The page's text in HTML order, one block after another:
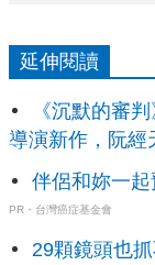
延伸閱讀
《沉默的審
導演新作，阮經
伴侶和妳一起
PR・台灣癌症基金會
29顆鏡頭也